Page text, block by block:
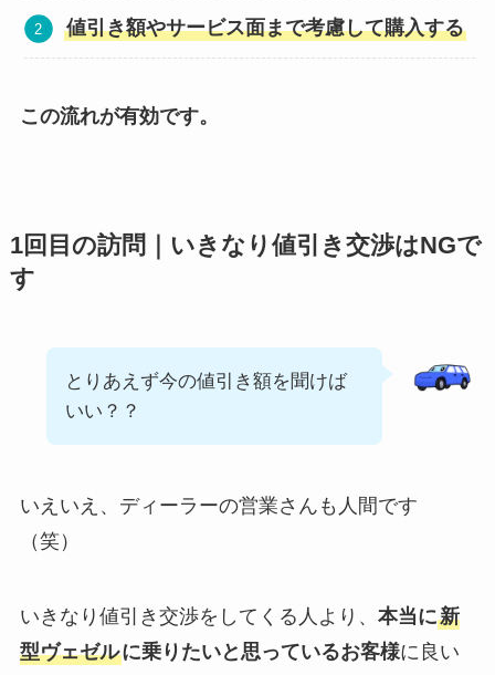
値引き額やサービス面まで考慮して購入する
この流れが有効です。
1回目の訪問｜いきなり値引き交渉はNGで
す
とりあえず今の値引き額を聞けば
いい？？
いえいえ、ディーラーの営業さんも人間です
（笑）
いきなり値引き交渉をしてくる人より、 本当に新
型ヴェゼルに乗りたいと思っているお客様に良い